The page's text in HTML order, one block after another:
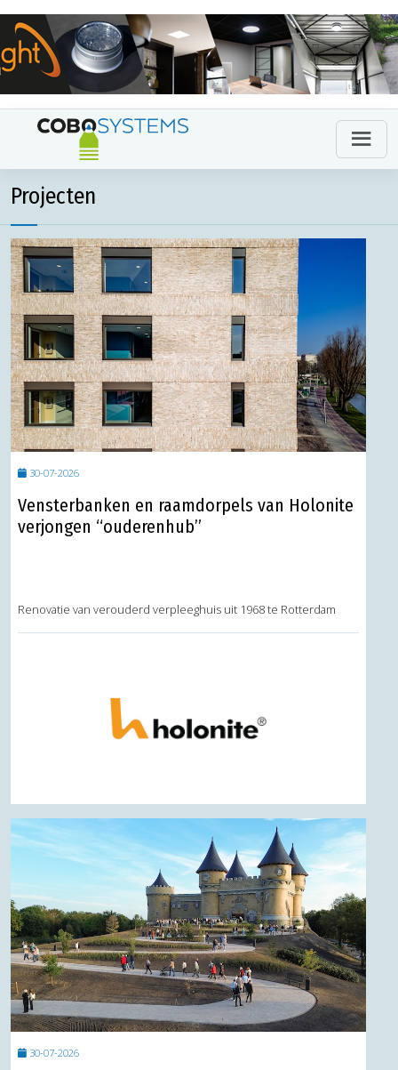
Projecten
30-07-2026
Vensterbanken en raamdorpels van Holonite
verjongen “ouderenhub”
Renovatie van verouderd verpleeghuis uit 1968 te Rotterdam
30-07-2026